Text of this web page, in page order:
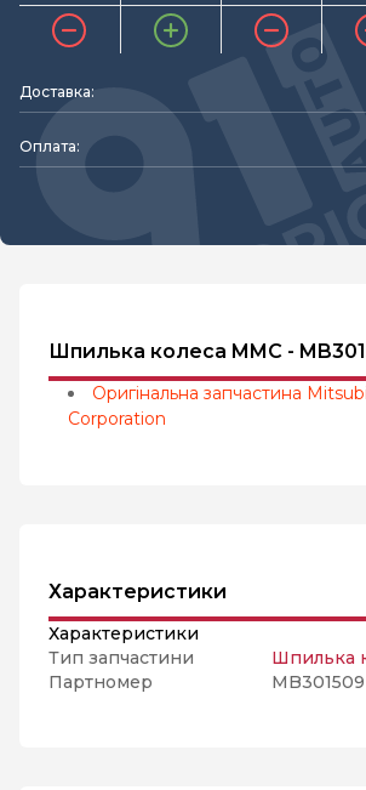
Доставка:
Оплата:
Шпилька колеса MMC -
Оригінальна запчастина
Corporation
Характеристики
Характеристики
Тип запчастини
Шпилька
Партномер
MB301509